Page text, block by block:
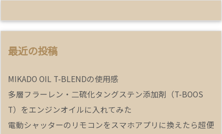
最近の投稿
MIKADO OIL T-BLENDの使用感
多層フラーレン・二硫化タングステン添加剤（T-BOOS
T）をエンジンオイルに入れてみた
電動シャッターのリモコンをスマホアプリに換えたら超便